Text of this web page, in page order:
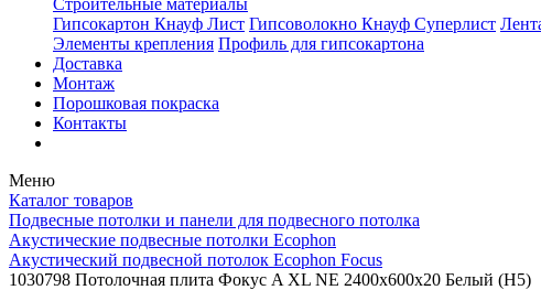
Строительные материалы
Гипсокартон Кнауф Лист Гипсоволокно Кнауф Суперлист
Элементы крепления Профиль для гипсокартона
Доставка
Монтаж
Порошковая покраска
Контакты
Меню
Каталог товаров
Подвесные потолки и панели для подвесного потолка
Акустические подвесные потолки Ecophon
Акустический подвесной потолок Ecophon Focus
1030798 Потолочная плита Фокус A XL NE 2400x600x20 Белый (Н5)